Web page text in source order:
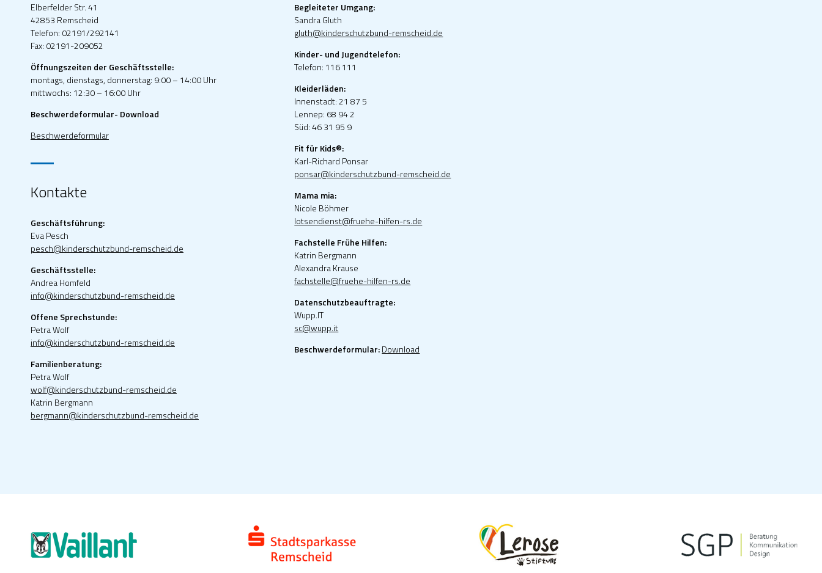
Elberfelder Str. 41
42853 Remscheid
Telefon: 02191/292141
Fax: 02191-209052
Öffnungszeiten der Geschäftsstelle:
montags, dienstags, donnerstag: 9:00 – 14:00 Uhr
mittwochs: 12:30 – 16:00 Uhr
Beschwerdeformular- Download
Beschwerdeformular
Kontakte
Geschäftsführung:
Eva Pesch
pesch@kinderschutzbund-remscheid.de
Geschäftsstelle:
Andrea Homfeld
info@kinderschutzbund-remscheid.de
Offene Sprechstunde:
Petra Wolf
info@kinderschutzbund-remscheid.de
Familienberatung:
Petra Wolf
wolf@kinderschutzbund-remscheid.de
Katrin Bergmann
bergmann@kinderschutzbund-remscheid.de
Begleiteter Umgang:
Sandra Gluth
gluth@kinderschutzbund-remscheid.de
Kinder- und Jugendtelefon:
Telefon: 116 111
Kleiderläden:
Innenstadt: 21 87 5
Lennep: 68 94 2
Süd: 46 31 95 9
Fit für Kids®:
Karl-Richard Ponsar
ponsar@kinderschutzbund-remscheid.de
Mama mia:
Nicole Böhmer
lotsendienst@fruehe-hilfen-rs.de
Fachstelle Frühe Hilfen:
Katrin Bergmann
Alexandra Krause
fachstelle@fruehe-hilfen-rs.de
Datenschutzbeauftragte:
Wupp.IT
sc@wupp.it
Beschwerdeformular:Download